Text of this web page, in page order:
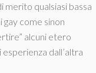
merito qualsiasi bassa
gay come sinon
alcuni etero
dall’altra